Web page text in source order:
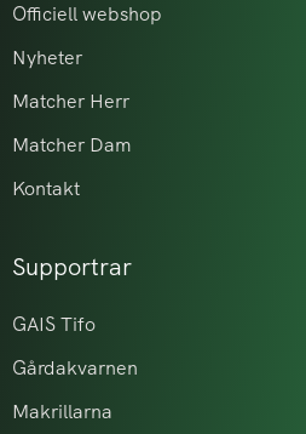
Officiell webshop
Nyheter
Matcher Herr
Matcher Dam
Kontakt
Supportrar
GAIS Tifo
Gårdakvarnen
Makrillarna